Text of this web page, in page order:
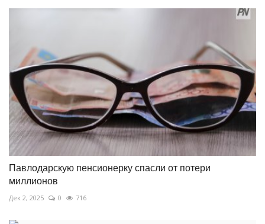
Павлодарскую пенсионерку спасли от потери
миллионов
Дек 2, 2025 0 716